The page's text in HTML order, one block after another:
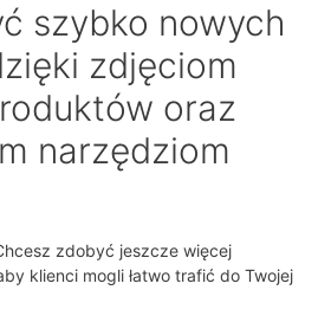
szybko nowych
zdjęciom
oraz
narzędziom
zdobyć jeszcze więcej
klienci mogli łatwo trafić do Twojej